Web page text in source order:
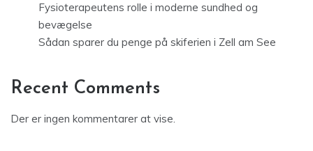
Fysioterapeutens rolle i moderne sundhed og
bevægelse
Sådan sparer du penge på skiferien i Zell am See
Recent Comments
Der er ingen kommentarer at vise.